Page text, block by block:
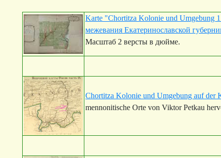
Karte "Chortitza Kolonie und Umgebung
межевания Екатеринославской
Масштаб 2 версты в дюйме.
Chortitza Kolonie und Umgebung auf der
mennonitische Orte von Viktor Petkau